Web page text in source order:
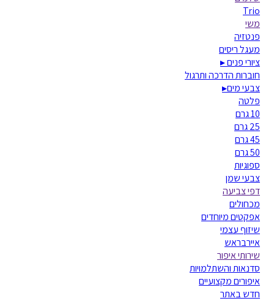
Trio
משי
פנטזיה
מעגל ריסים
ציורי פנים▸
חוברות הדרכה ותרגול
צבעי מים▸
פלטה
10 גרם
25 גרם
45 גרם
50 גרם
ספוגיות
צבעי שמן
דפי צביעה
מכחולים
אפקטים מיוחדים
שיזוף עצמי
איירבראש
שירותי איפור
סדנאות והשתלמויות
איפורים מקצועיים
חדש באתר